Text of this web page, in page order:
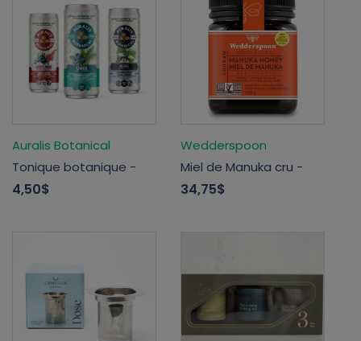
Auralis Botanical
Tonique botanique -
4,50$
Wedderspoon
Miel de Manuka cru -
34,75$